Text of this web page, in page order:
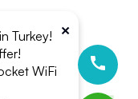
×
Turkey!
WiFi